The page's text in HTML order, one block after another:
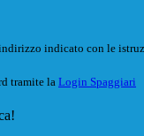
indicato con le
tramite la Login Spaggiari